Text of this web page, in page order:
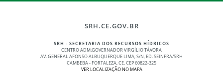
SRH.CE.GOV.BR
SRH - SECRETARIA DOS RECURSOS HÍDRICOS
CENTRO ADM.GOVERNADOR VIRGÍLIO TÁVORA
AV. GENERAL AFONSO ALBUQUERQUE LIMA, S/N, ED. SEINFRA/SRH
CAMBEBA - FORTALEZA, CE. CEP 60822-325
VER LOCALIZAÇÃO NO MAPA